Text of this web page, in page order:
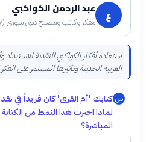
ع عبد الرحمن الكواكبي
مفكر وكاتب ومصلح ديني سوري (1849-1902)
استعادة أفكار الكواكبي النقدية
العربية الحديثة وتأثيرها المستمر على
س كتابك 'أم القرى' كان فريداً في
لماذا اخترت هذا النمط من
المباشرة؟